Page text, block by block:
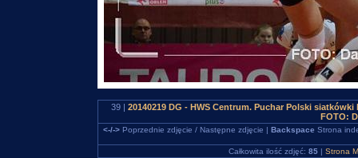
39 | 20140219 DG - HWS Centrum. Puchar Polski
FOTO:
<-/->Poprzednie zdjęcie / Następne zdjęcie | Backspace Strona
Całkowita ilość zdjęć: 85 | Strona